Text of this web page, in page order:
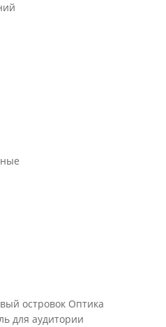
островок Оптика
для аудитории